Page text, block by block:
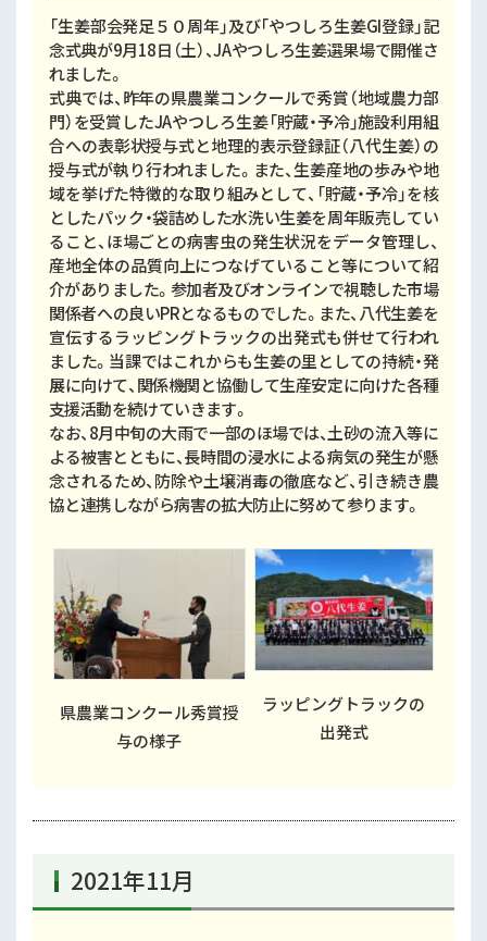
県農業コンクール秀賞授
与の様子
ラッピングトラックの
出発式
「生姜部会発足５０周年」及び「やつしろ生姜GI登録」記
念式典が9月18日（土）、JAやつしろ生姜選果場で開催さ
れました。
式典では、昨年の県農業コンクールで秀賞（地域農力部
門）を受賞したJAやつしろ生姜「貯蔵・予冷」施設利用組
合への表彰状授与式と地理的表示登録証（八代生姜）の
授与式が執り行われました。また、生姜産地の歩みや地
域を挙げた特徴的な取り組みとして、「貯蔵・予冷」を核
としたパック・袋詰めした水洗い生姜を周年販売してい
ること、ほ場ごとの病害虫の発生状況をデータ管理し、
産地全体の品質向上につなげていること等について紹
介がありました。参加者及びオンラインで視聴した市場
関係者への良いPRとなるものでした。また、八代生姜を
宣伝するラッピングトラックの出発式も併せて行われ
ました。当課ではこれからも生姜の里としての持続・発
展に向けて、関係機関と協働して生産安定に向けた各種
支援活動を続けていきます。
なお、8月中旬の大雨で一部のほ場では、土砂の流入等に
よる被害とともに、長時間の浸水による病気の発生が懸
念されるため、防除や土壌消毒の徹底など、引き続き農
協と連携しながら病害の拡大防止に努めて参ります。
2021年11月